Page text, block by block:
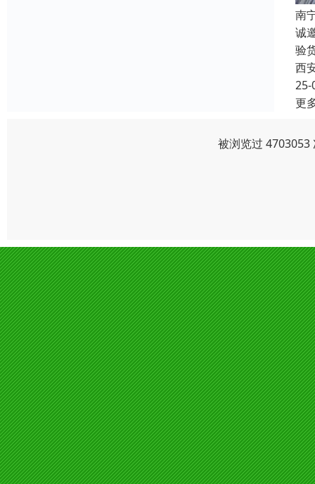
南
诚
验
西
25-
更
被浏览过